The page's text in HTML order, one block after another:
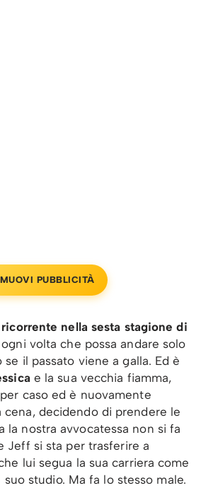
PUBBLICITÀ
nella sesta stagione di
volta che possa andare solo
il passato viene a galla. Ed è
e la sua vecchia fiamma,
caso ed è nuovamente
cena, decidendo di prendere le
la nostra avvocatessa non si fa
Jeff si sta per trasferire a
lui segua la sua carriera come
studio. Ma fa lo stesso male.